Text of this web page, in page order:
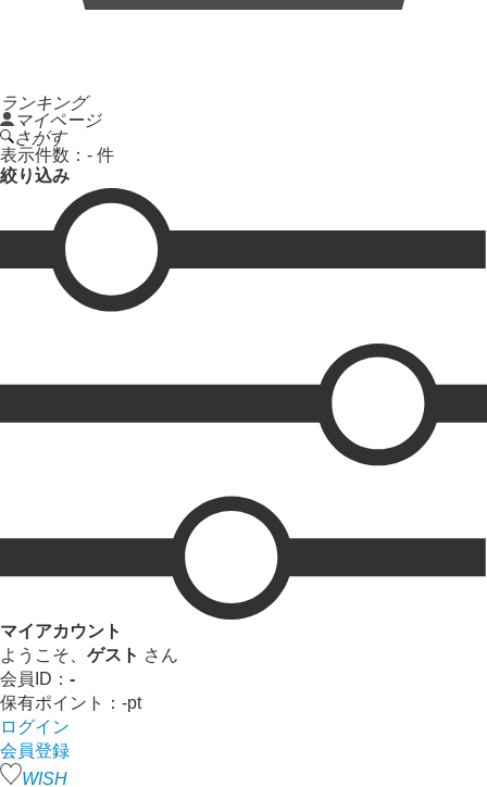
ランキング
マイページ
さがす
表示件数： - 件
絞り込み
マイアカウント
ようこそ、 ゲスト さん
会員ID： -
保有ポイント： -pt
ログイン
会員登録
WISH